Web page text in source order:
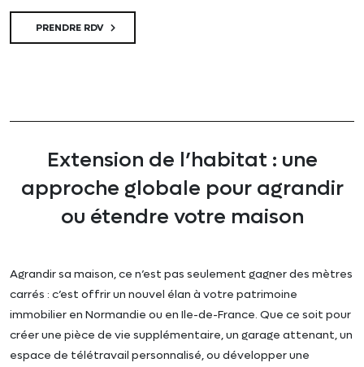
PRENDRE RDV
Extension de l’habitat : une
approche globale pour agrandir
ou étendre votre maison
Agrandir sa maison, ce n’est pas seulement gagner des mètres
carrés : c’est offrir un nouvel élan à votre patrimoine
immobilier en Normandie ou en Ile-de-France. Que ce soit pour
créer une pièce de vie supplémentaire, un garage attenant, un
espace de télétravail personnalisé, ou développer une